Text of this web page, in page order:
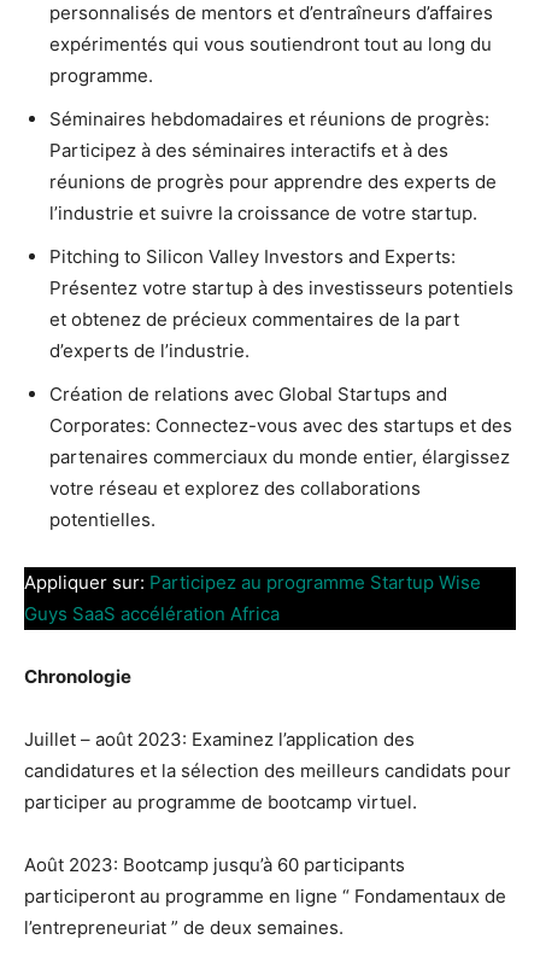
personnalisés de mentors et d’entraîneurs d’affaires
expérimentés qui vous soutiendront tout au long du
programme.
Séminaires hebdomadaires et réunions de progrès:
Participez à des séminaires interactifs et à des
réunions de progrès pour apprendre des experts de
l’industrie et suivre la croissance de votre startup.
Pitching to Silicon Valley Investors and Experts:
Présentez votre startup à des investisseurs potentiels
et obtenez de précieux commentaires de la part
d’experts de l’industrie.
Création de relations avec Global Startups and
Corporates: Connectez-vous avec des startups et des
partenaires commerciaux du monde entier, élargissez
votre réseau et explorez des collaborations
potentielles.
Appliquer sur: Participez au programme Startup Wise
Guys SaaS accélération Africa
Chronologie
Juillet – août 2023: Examinez l’application des
candidatures et la sélection des meilleurs candidats pour
participer au programme de bootcamp virtuel.
Août 2023: Bootcamp jusqu’à 60 participants
participeront au programme en ligne “ Fondamentaux de
l’entrepreneuriat ” de deux semaines.